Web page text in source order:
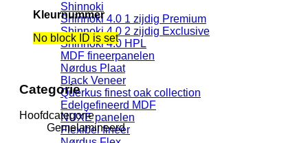
Shinnoki
Shinnoki 4.0 1 zijdig Premium
Shinnoki 4.0 2 zijdig Exclusive
Shinnoki 4.0 HPL
MDF fineerpanelen
Nørdus Plaat
Black Veneer
Querkus finest oak collection
Edelgefineerd MDF
NUXE panelen
Flexibel fineer
Kleurnummer
No block ID is set
Categorie
Hoofdcategorie
Gemelamineerd